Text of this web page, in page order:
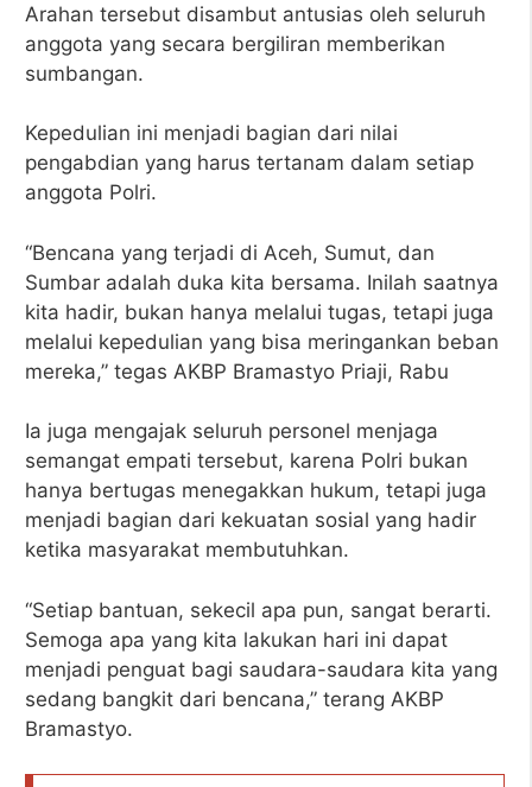
Arahan tersebut disambut antusias oleh seluruh
anggota yang secara bergiliran memberikan
sumbangan.
Kepedulian ini menjadi bagian dari nilai
pengabdian yang harus tertanam dalam setiap
anggota Polri.
“Bencana yang terjadi di Aceh, Sumut, dan
Sumbar adalah duka kita bersama. Inilah saatnya
kita hadir, bukan hanya melalui tugas, tetapi juga
melalui kepedulian yang bisa meringankan beban
mereka,” tegas AKBP Bramastyo Priaji, Rabu
Ia juga mengajak seluruh personel menjaga
semangat empati tersebut, karena Polri bukan
hanya bertugas menegakkan hukum, tetapi juga
menjadi bagian dari kekuatan sosial yang hadir
ketika masyarakat membutuhkan.
“Setiap bantuan, sekecil apa pun, sangat berarti.
Semoga apa yang kita lakukan hari ini dapat
menjadi penguat bagi saudara-saudara kita yang
sedang bangkit dari bencana,” terang AKBP
Bramastyo.